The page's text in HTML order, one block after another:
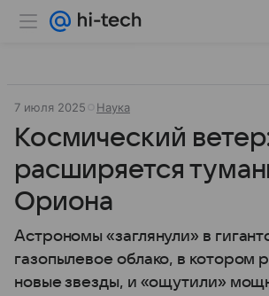
7 июля 2025 Наука
Космический
расширяется
Ориона
Астрономы «заглянули» в
газопылевое облако, в котором
новые звезды, и «ощутили»